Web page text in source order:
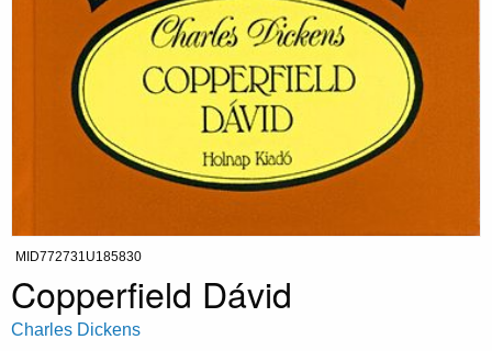
MID772731U185830
Copperfield Dávid
Charles Dickens